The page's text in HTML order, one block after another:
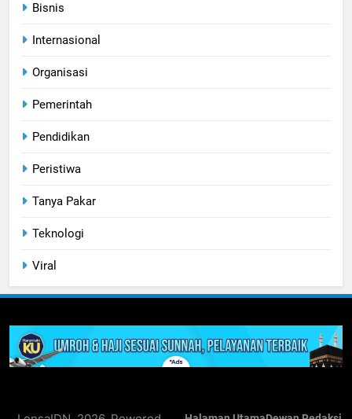
Bisnis
Internasional
Organisasi
Pemerintah
Pendidikan
Peristiwa
Tanya Pakar
Teknologi
Viral